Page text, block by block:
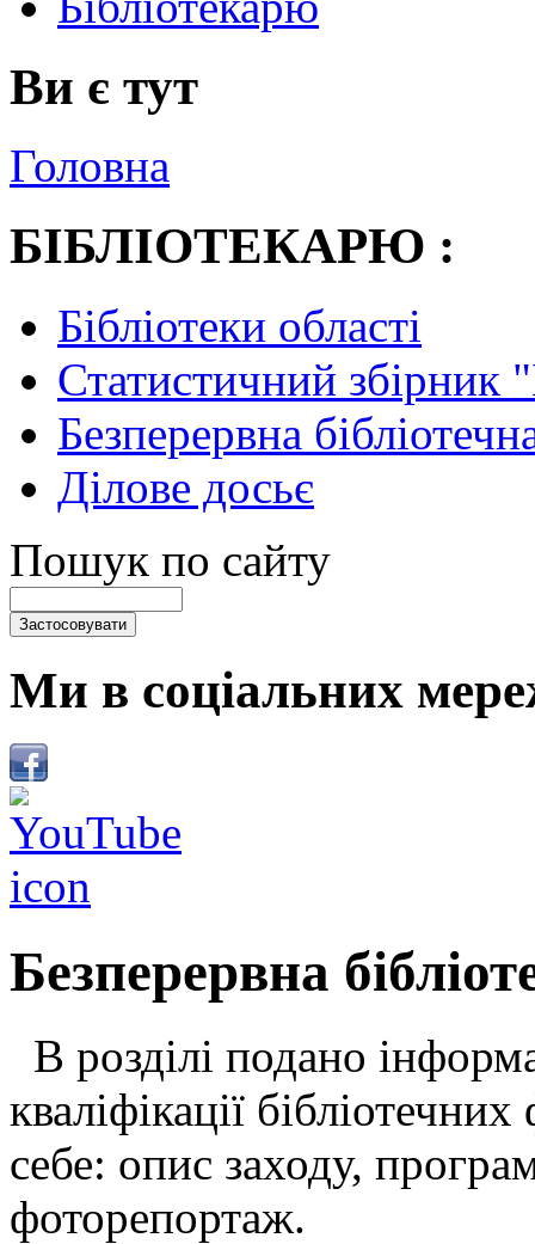
Ви є тут
Головна
БІБЛІОТЕКАРЮ :
Бібліотеки області
Статистичний
Безперервна
Ділове досьє
Пошук по сайту
Ми в соціальних
Безперервна
В розділі подано
кваліфікації
себе: опис заходу,
фоторепортаж.